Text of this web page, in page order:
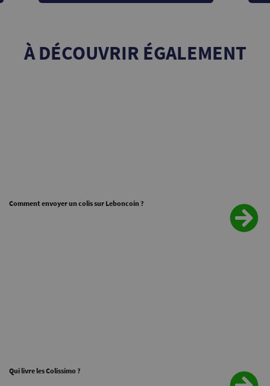
À DÉCOUVRIR ÉGALEMENT
Comment envoyer un colis sur Leboncoin ?
Qui livre les Colissimo ?